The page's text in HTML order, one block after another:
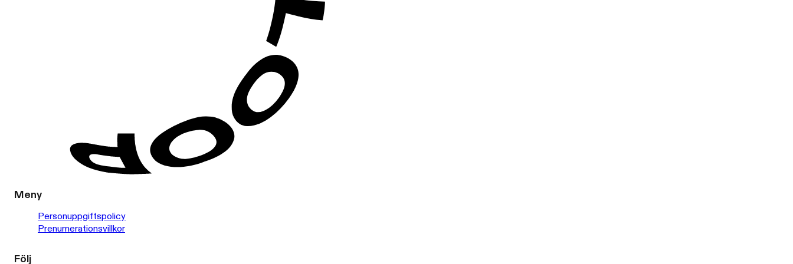
Meny
Personuppgiftspolicy
Prenumerationsvillkor
Följ